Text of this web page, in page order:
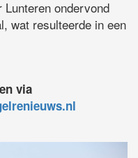
ondervond
wat resulteerde in een
via